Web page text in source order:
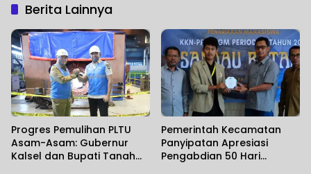
Berita Lainnya
Progres Pemulihan PLTU
Asam-Asam: Gubernur
Kalsel dan Bupati Tanah
Pemerintah Kecamatan
Panyipatan Apresiasi
Pengabdian 50 Hari